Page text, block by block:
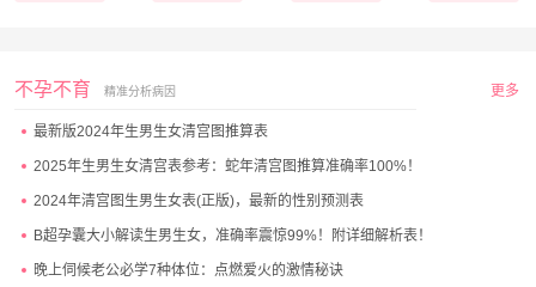
不孕不育 精准分析病因 更多
最新版2024年生男生女清宫图推算表
2025年生男生女清宫表参考：蛇年清宫图推算准确率100%！
2024年清宫图生男生女表(正版)，最新的性别预测表
B超孕囊大小解读生男生女，准确率震惊99%！附详细解析表！
晚上伺候老公必学7种体位：点燃爱火的激情秘诀